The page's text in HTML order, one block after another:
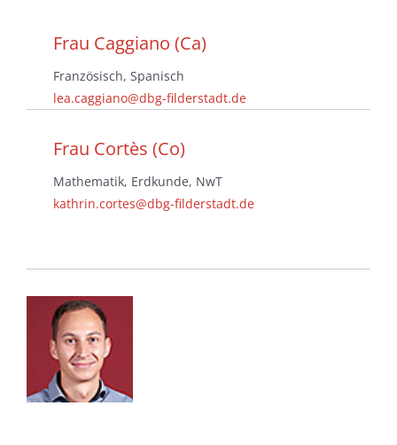
Frau Caggiano (Ca)
Französisch, Spanisch
lea.caggiano@dbg-filderstadt.de
Frau Cortès (Co)
Mathematik, Erdkunde, NwT
kathrin.cortes@dbg-filderstadt.de